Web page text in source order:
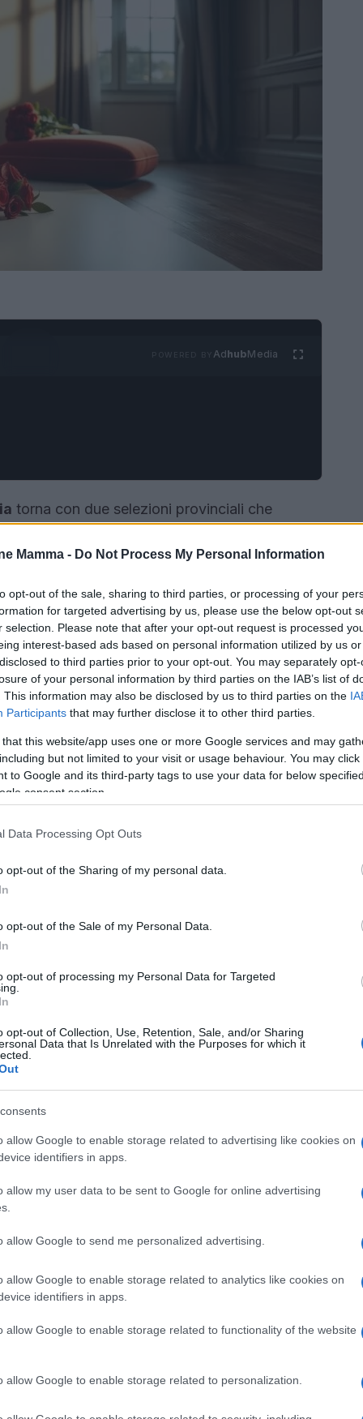
Mamma - Do Not Process My Personal Information
opt-out of the sale, sharing to third parties, or processing of your
for targeted advertising by us, please use the below opt-out
selection. Please note that after your opt-out request is processed
interest-based ads based on personal information utilized by us
to third parties prior to your opt-out. You may separately
of your personal information by third parties on the IAB’s list of
This information may also be disclosed by us to third parties on the
Participants that may further disclose it to other third parties.
that this website/app uses one or more Google services and may
but not limited to your visit or usage behaviour. You may
to Google and its third-party tags to use your data for below
consent section.
Data Processing Opt Outs
opt-out of the Sharing of my personal data.
opt-out of the Sale of my Personal Data.
opt-out of processing my Personal Data for Targeted
opt-out of Collection, Use, Retention, Sale, and/or Sharing
Data that Is Unrelated with the Purposes for which it
allow Google to enable storage related to advertising like cookies on
identifiers in apps.
allow my user data to be sent to Google for online advertising
allow Google to send me personalized advertising.
allow Google to enable storage related to analytics like cookies on
identifiers in apps.
allow Google to enable storage related to functionality of the website
allow Google to enable storage related to personalization.
AdhubMedia
torna con due selezioni provinciali che
spirito di promozione territoriale e
è prevista una serata in piazza per
in Puglia, il tour fa tappa nel leccese con una
centro commerciale di Surbo. Entrambi gli
di intrattenimento, eleganza e opportunità
che ospitano le manifestazioni.
delle selezioni provinciali: un percorso
a proseguire nelle fasi successive del
sono avvalsi della collaborazione di realtà
serate curate nella scenografia e nella
di unire
in piazza Mercato il 26
suggestivaPiazza Mercatodi Casapulla
il secondo anno consecutivo porta Miss Italia
campano del concorso, è pensato per
di Caserta e per richiamare il pubblico con
è stata resa possibile grazie all’impegno
e dei partner locali, con il
alla logistica e alla promozione.